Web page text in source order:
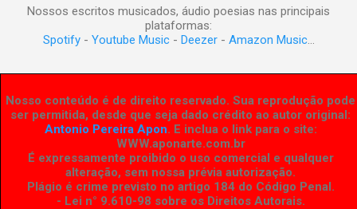
Nossos escritos musicados, áudio poesias nas principais
plataformas:
Spotify- Youtube Music- Deezer- Amazon Music...
Nosso conteúdo é de direito reservado. Sua reprodução pode
ser permitida, desde que seja dado crédito ao autor original:
Antonio Pereira Apon. E inclua o link para o site:
WWW.aponarte.com.br
É expressamente proibido o uso comercial e qualquer
alteração, sem nossa prévia autorização.
Plágio é crime previsto no artigo 184 do Código Penal.
- Lei n° 9.610-98 sobre os Direitos Autorais.